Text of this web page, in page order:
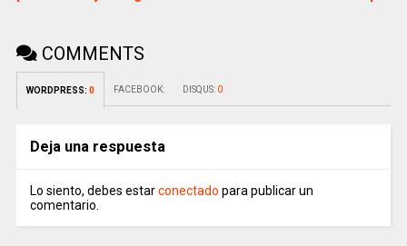
COMMENTS
WORDPRESS: 0 FACEBOOK: DISQUS: 0
Deja una respuesta
Lo siento, debes estarconectado para publicar un
comentario.